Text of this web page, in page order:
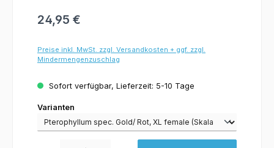
24,95 €
Preise inkl. MwSt. zzgl. Versandkosten + ggf. zzgl.
Mindermengenzuschlag
Sofort verfügbar, Lieferzeit: 5-10 Tage
Varianten
Varianten